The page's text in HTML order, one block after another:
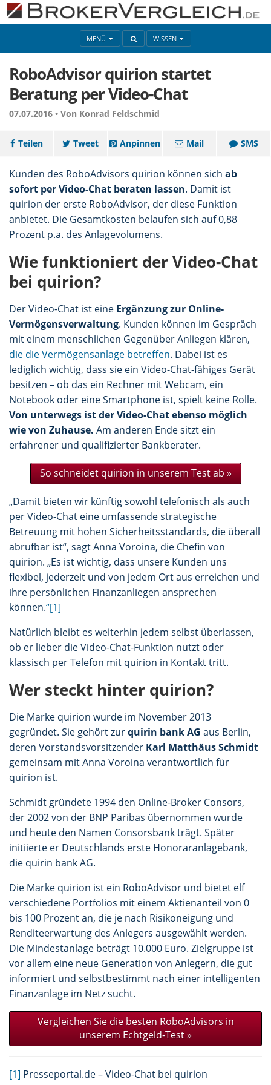
MENÜ WISSEN
RoboAdvisor quirion startet
Beratung per Video-Chat
07.07.2016 • Von Konrad Feldschmid
Teilen Tweet Anpinnen Mail SMS
Kunden des RoboAdvisors quirion können sich ab
sofort per Video-Chat beraten lassen. Damit ist
quirion der erste RoboAdvisor, der diese Funktion
anbietet. Die Gesamtkosten belaufen sich auf 0,88
Prozent p.a. des Anlagevolumens.
Wie funktioniert der Video-Chat
bei quirion?
Der Video-Chat ist eine Ergänzung zur Online-
Vermögensverwaltung. Kunden können im Gespräch
mit einem menschlichen Gegenüber Anliegen klären,
die die Vermögensanlage betreffen. Dabei ist es
lediglich wichtig, dass sie ein Video-Chat-fähiges Gerät
besitzen – ob das ein Rechner mit Webcam, ein
Notebook oder eine Smartphone ist, spielt keine Rolle.
Von unterwegs ist der Video-Chat ebenso möglich
wie von Zuhause. Am anderen Ende sitzt ein
erfahrener und qualifizierter Bankberater.
So schneidet quirion in unserem Test ab»
„Damit bieten wir künftig sowohl telefonisch als auch
per Video-Chat eine umfassende strategische
Betreuung mit hohen Sicherheitsstandards, die überall
abrufbar ist“, sagt Anna Voroina, die Chefin von
quirion. „Es ist wichtig, dass unsere Kunden uns
flexibel, jederzeit und von jedem Ort aus erreichen und
ihre persönlichen Finanzanliegen ansprechen
können.“[1]
Natürlich bleibt es weiterhin jedem selbst überlassen,
ob er lieber die Video-Chat-Funktion nutzt oder
klassisch per Telefon mit quirion in Kontakt tritt.
Wer steckt hinter quirion?
Die Marke quirion wurde im November 2013
gegründet. Sie gehört zurquirin bank AG aus Berlin,
deren Vorstandsvorsitzender Karl Matthäus Schmidt
gemeinsam mit Anna Voroina verantwortlich für
quirion ist.
Schmidt gründete 1994 den Online-Broker Consors,
der 2002 von der BNP Paribas übernommen wurde
und heute den Namen Consorsbank trägt. Später
initiierte er Deutschlands erste Honoraranlagebank,
die quirin bank AG.
Die Marke quirion ist ein RoboAdvisor und bietet elf
verschiedene Portfolios mit einem Aktienanteil von 0
bis 100 Prozent an, die je nach Risikoneigung und
Renditeerwartung des Anlegers ausgewählt werden.
Die Mindestanlage beträgt 10.000 Euro. Zielgruppe ist
vor allem eine neue Generation von Anlegern, die gut
informiert und selbstbestimmt nach einer intelligenten
Finanzanlage im Netz sucht.
Vergleichen Sie die besten RoboAdvisors in
unserem Echtgeld-Test»
[1] Presseportal.de – Video-Chat bei quirion